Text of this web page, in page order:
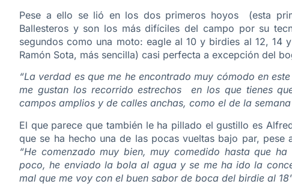
Pese a ello se lió en los dos primeros hoyos (esta
Ballesteros y son los más difíciles del campo por su
segundos como una moto: eagle al 10 y birdies al 12, 14
Ramón Sota, más sencilla) casi perfecta a excepción del
“La verdad es que me he encontrado muy cómodo en
me gustan los recorrido estrechos en los que tienes
campos amplios y de calles anchas, como el de la
El que parece que también le ha pillado el gustillo es
que se ha hecho una de las pocas vueltas bajo par,
“He comenzado muy bien, muy comedido hasta que
poco, he enviado la bola al agua y se me ha ido la
mal que me voy con el buen sabor de boca del birdie al